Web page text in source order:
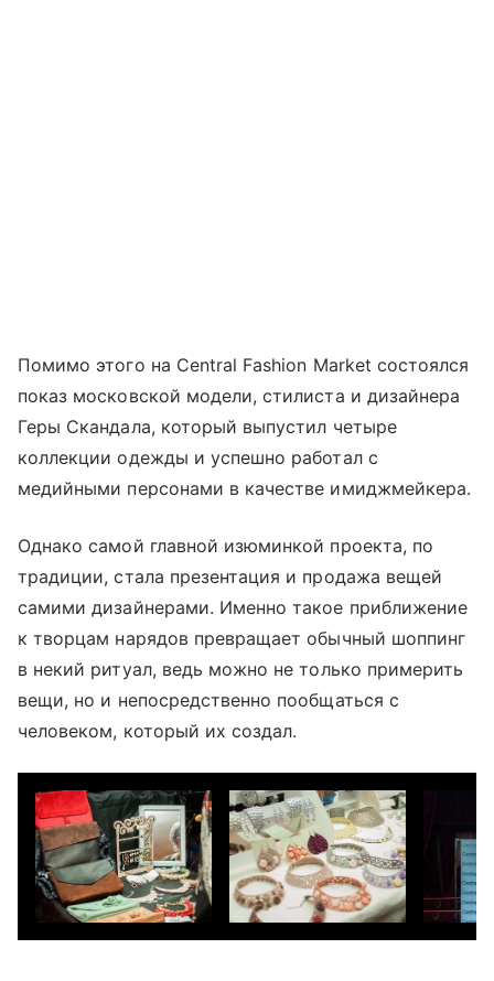
Помимо этого на Central Fashion Market состоялся
показ московской модели, стилиста и дизайнера
Геры Скандала, который выпустил четыре
коллекции одежды и успешно работал с
медийными персонами в качестве имиджмейкера.
Однако самой главной изюминкой проекта, по
традиции, стала презентация и продажа вещей
самими дизайнерами. Именно такое приближение
к творцам нарядов превращает обычный шоппинг
в некий ритуал, ведь можно не только примерить
вещи, но и непосредственно пообщаться с
человеком, который их создал.